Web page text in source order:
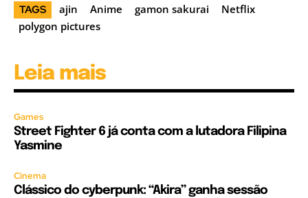
TAGS ajin Anime gamon sakurai
Netflix
polygon pictures
Leia mais
Games
Street Fighter 6 já conta com a lutadora Filipina
Yasmine
Cinema
Clássico do cyberpunk: “Akira” ganha sessão